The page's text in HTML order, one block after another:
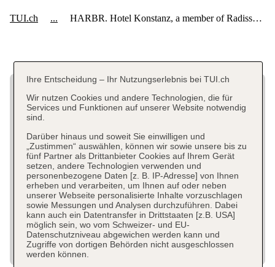
Ihre Entscheidung – Ihr Nutzungserlebnis bei TUI.ch
Wir nutzen Cookies und andere Technologien, die für
Services und Funktionen auf unserer Website notwendig
sind.
Darüber hinaus und soweit Sie einwilligen und
„Zustimmen“ auswählen, können wir sowie unsere bis zu
fünf Partner als Drittanbieter Cookies auf Ihrem Gerät
setzen, andere Technologien verwenden und
personenbezogene Daten [z. B. IP-Adresse] von Ihnen
erheben und verarbeiten, um Ihnen auf oder neben
unserer Webseite personalisierte Inhalte vorzuschlagen
sowie Messungen und Analysen durchzuführen. Dabei
kann auch ein Datentransfer in Drittstaaten [z.B. USA]
möglich sein, wo vom Schweizer- und EU-
Datenschutzniveau abgewichen werden kann und
Zugriffe von dortigen Behörden nicht ausgeschlossen
werden können.